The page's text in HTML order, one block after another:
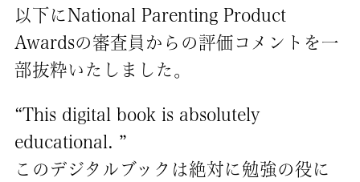
以下にNational Parenting Product
Awardsの審査員からの評価コメントを一
部抜粋いたしました。
“This digital book is absolutely
educational. ”
このデジタルブックは絶対に勉強の役に